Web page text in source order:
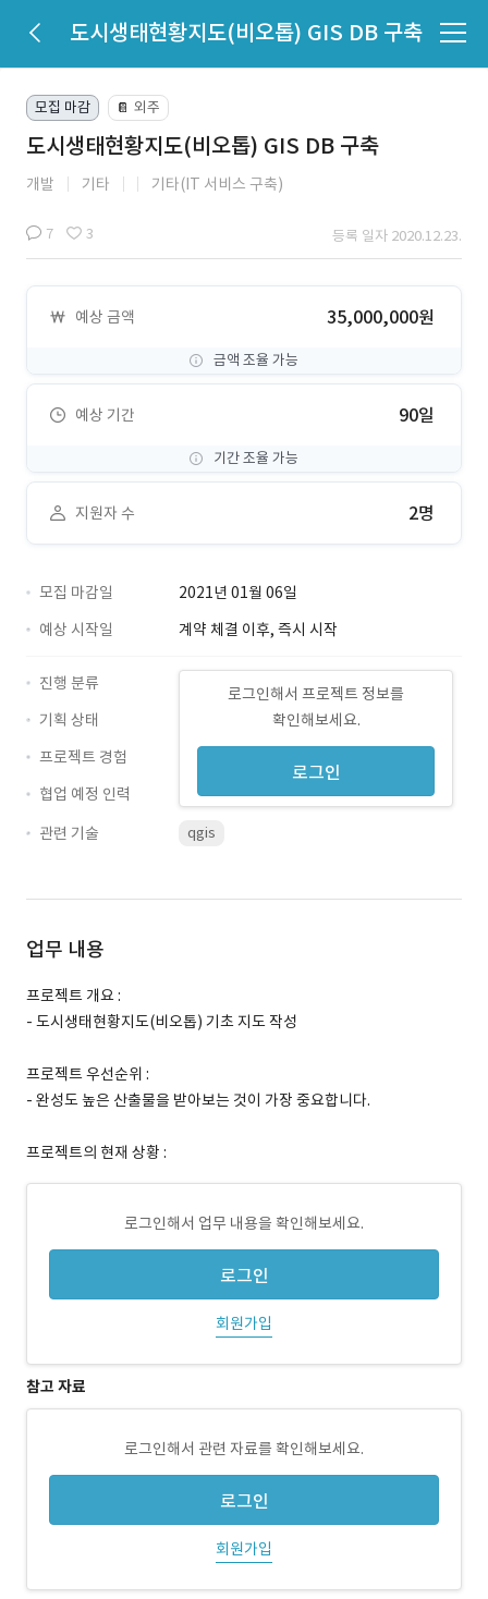
도시생태현황지도(비오톱) GIS DB 구축
모집 마감 📔 외주
도시생태현황지도(비오톱) GIS DB 구축
개발 기타 기타(IT 서비스 구축)
7 3 등록 일자 2020.12.23.
예상 금액 35,000,000원
금액 조율 가능
예상 기간 90일
기간 조율 가능
지원자 수 2명
모집 마감일
2021년 01월 06일
예상 시작일
계약 체결 이후, 즉시 시작
로그인해서 프로젝트 정보를
확인해보세요.
로그인
진행 분류
기획 상태
프로젝트 경험
협업 예정 인력
관련 기술
qgis
업무 내용
프로젝트 개요 :
- 도시생태현황지도(비오톱) 기초 지도 작성
프로젝트 우선순위 :
- 완성도 높은 산출물을 받아보는 것이 가장 중요합니다.
프로젝트의 현재 상황 :
로그인해서 업무 내용을 확인해보세요.
로그인
회원가입
참고 자료
로그인해서 관련 자료를 확인해보세요.
로그인
회원가입